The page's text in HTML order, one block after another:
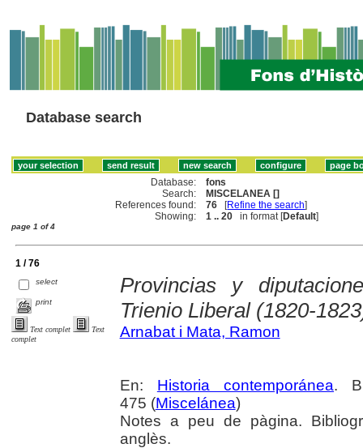
Database search
Database:
fons
Search:
MISCELANEA []
References found:
76 [Refine the search]
Showing:
1 .. 20 in format [Default]
page 1 of 4
1 / 76
select
print
Text complet
Text
complet
Provincias y
Trienio Liberal (1820-
Arnabat i Mata, Ramon
En: Historia contemporánea.
475 (Miscelánea)
Notes a peu de pàgina.
anglès.